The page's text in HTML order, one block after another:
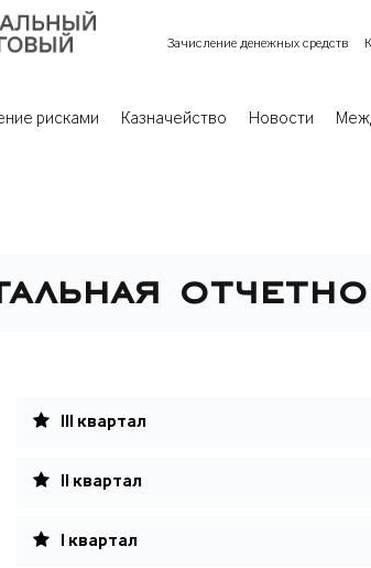
Зачисление денежных средств
рисками Казначейство Новости
III квартал
II квартал
I квартал